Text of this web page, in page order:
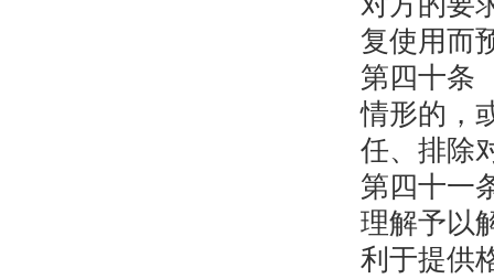
复使用而
第四十条
情形的，
任、排除
第四十一
理解予以
利于提供